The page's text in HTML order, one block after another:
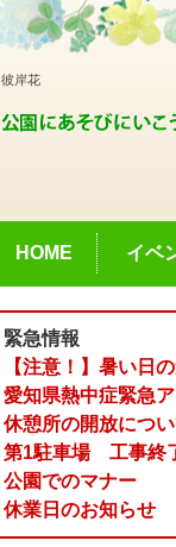
彼岸花
HOME イベ
緊急情報
【注意！】暑い日
愛知県熱中症緊急
休憩所の開放につ
第1駐車場 工事終
公園でのマナー
休業日のお知らせ